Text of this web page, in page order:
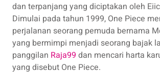
dan terpanjang yang diciptakan oleh
Dimulai pada tahun 1999, One Piece
perjalanan seorang pemuda bernama
yang bermimpi menjadi seorang bajak
panggilan Raja99 dan mencari harta
yang disebut One Piece.